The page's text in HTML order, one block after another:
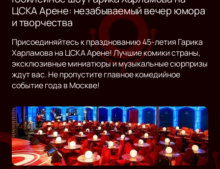
ЦСКА Арене: незабываемый вечер юмора
и творчества
Присоединяйтесь к празднованию 45-летия Гарика
Харламова на ЦСКА Арене! Лучшие комики страны,
эксклюзивные миниатюры и музыкальные сюрпризы
ждут вас. Не пропустите главное комедийное
событие года в Москве!